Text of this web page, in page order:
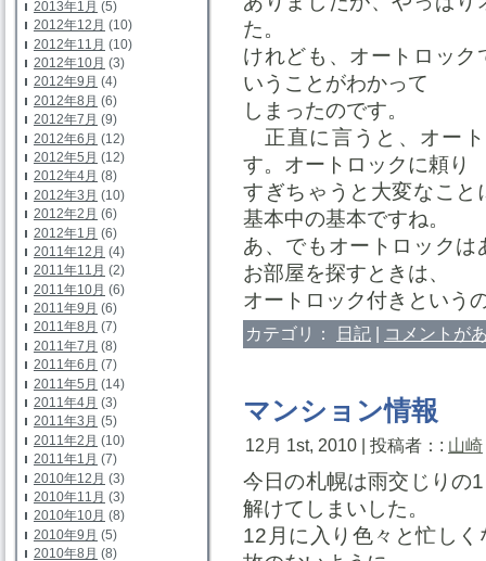
2013年1月 (5)
2012年12月 (10)
2012年11月 (10)
2012年10月 (3)
2012年9月 (4)
2012年8月 (6)
2012年7月 (9)
2012年6月 (12)
2012年5月 (12)
2012年4月 (8)
2012年3月 (10)
2012年2月 (6)
2012年1月 (6)
2011年12月 (4)
2011年11月 (2)
2011年10月 (6)
2011年9月 (6)
2011年8月 (7)
2011年7月 (8)
2011年6月 (7)
2011年5月 (14)
2011年4月 (3)
2011年3月 (5)
2011年2月 (10)
2011年1月 (7)
2010年12月 (3)
2010年11月 (3)
2010年10月 (8)
2010年9月 (5)
2010年8月 (8)
た。
けれども、オートロッ
いうことがわかって
しまったのです。
正直に言うと、オー
す。オートロックに頼り
すぎちゃうと大変なこ
基本中の基本ですね。
あ、でもオートロック
お部屋を探すときは、
オートロック付きという
カテゴリ： 日記 | コメントが
マンション情報
12月 1st, 2010 | 投稿者：: 山崎
今日の札幌は雨交じりの
解けてしまいした。
12月に入り色々と忙し